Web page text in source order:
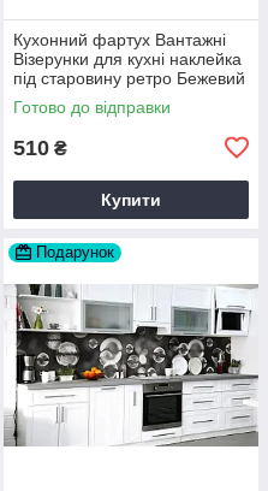
Кухонний фартух Вантажні
Візерунки для кухні наклейка
під старовину ретро Бежевий
60х200 см Happy Pocket
Z180561
Готово до відправки
510 ₴
Купити
Подарунок